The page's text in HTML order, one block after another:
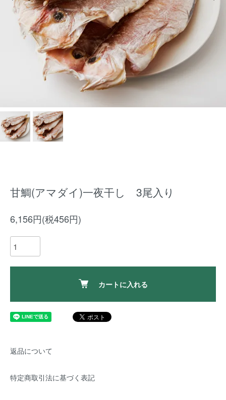
甘鯛(アマダイ)一夜干し 3尾入り
6,156円(税456円)
カートに入れる
返品について
特定商取引法に基づく表記